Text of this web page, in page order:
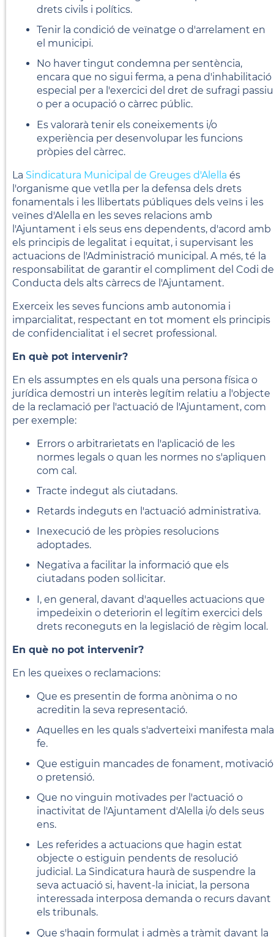
drets civils i polítics.
Tenir la condició de veïnatge o d'arrelament en
el municipi.
No haver tingut condemna per sentència,
encara que no sigui ferma, a pena d'inhabilitació
especial per a l'exercici del dret de sufragi passiu
o per a ocupació o càrrec públic.
Es valorarà tenir els coneixements i/o
experiència per desenvolupar les funcions
pròpies del càrrec.
La Sindicatura Municipal de Greuges d'Alella és
l'organisme que vetlla per la defensa dels drets
fonamentals i les llibertats públiques dels veïns i les
veïnes d'Alella en les seves relacions amb
l'Ajuntament i els seus ens dependents, d'acord amb
els principis de legalitat i equitat, i supervisant les
actuacions de l'Administració municipal. A més, té la
responsabilitat de garantir el compliment del Codi de
Conducta dels alts càrrecs de l'Ajuntament.
Exerceix les seves funcions amb autonomia i
imparcialitat, respectant en tot moment els principis
de confidencialitat i el secret professional.
En què pot intervenir?
En els assumptes en els quals una persona física o
jurídica demostri un interès legítim relatiu a l'objecte
de la reclamació per l'actuació de l'Ajuntament, com
per exemple:
Errors o arbitrarietats en l'aplicació de les
normes legals o quan les normes no s'apliquen
com cal.
Tracte indegut als ciutadans.
Retards indeguts en l'actuació administrativa.
Inexecució de les pròpies resolucions
adoptades.
Negativa a facilitar la informació que els
ciutadans poden sol·licitar.
I, en general, davant d'aquelles actuacions que
impedeixin o deteriorin el legítim exercici dels
drets reconeguts en la legislació de règim local.
En què no pot intervenir?
En les queixes o reclamacions:
Que es presentin de forma anònima o no
acreditin la seva representació.
Aquelles en les quals s'adverteixi manifesta mala
fe.
Que estiguin mancades de fonament, motivació
o pretensió.
Que no vinguin motivades per l'actuació o
inactivitat de l'Ajuntament d'Alella i/o dels seus
ens.
Les referides a actuacions que hagin estat
objecte o estiguin pendents de resolució
judicial. La Sindicatura haurà de suspendre la
seva actuació si, havent-la iniciat, la persona
interessada interposa demanda o recurs davant
els tribunals.
Que s'hagin formulat i admès a tràmit davant la